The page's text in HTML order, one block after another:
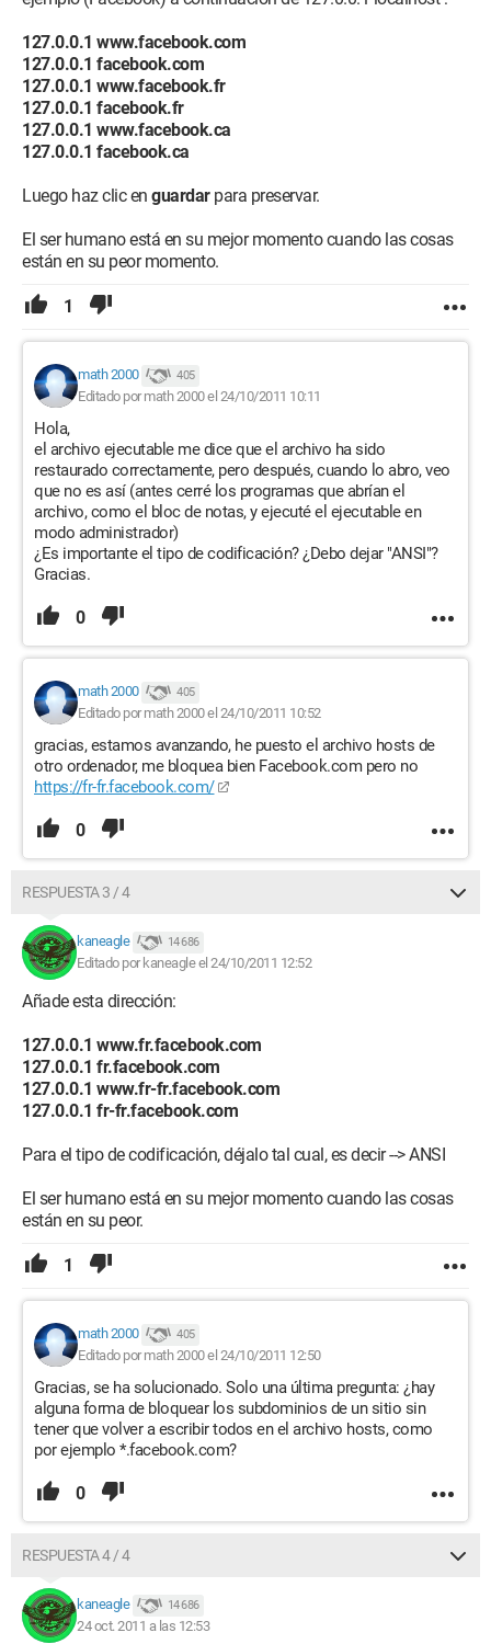
127.0.0.1 www.facebook.com
127.0.0.1 facebook.com
127.0.0.1 www.facebook.fr
127.0.0.1 facebook.fr
127.0.0.1 www.facebook.ca
127.0.0.1 facebook.ca
Luego haz clic en guardarpara preservar.
El ser humano está en su mejor momento cuando las cosas
están en su peor momento.
1
math 2000 405
Editado por math 2000 el 24/10/2011 10:11
Hola,
el archivo ejecutable me dice que el archivo ha sido
restaurado correctamente, pero después, cuando lo abro, veo
que no es así (antes cerré los programas que abrían el
archivo, como el bloc de notas, y ejecuté el ejecutable en
modo administrador)
¿Es importante el tipo de codificación? ¿Debo dejar "ANSI"?
Gracias.
0
math 2000 405
Editado por math 2000 el 24/10/2011 10:52
gracias, estamos avanzando, he puesto el archivo hosts de
otro ordenador, me bloquea bien Facebook.com pero no
https://fr-fr.facebook.com/
0
RESPUESTA 3 / 4
kaneagle 14 686
Editado por kaneagle el 24/10/2011 12:52
Añade esta dirección:
127.0.0.1 www.fr.facebook.com
127.0.0.1 fr.facebook.com
127.0.0.1 www.fr-fr.facebook.com
127.0.0.1 fr-fr.facebook.com
Para el tipo de codificación, déjalo tal cual, es decir --> ANSI
El ser humano está en su mejor momento cuando las cosas
están en su peor.
1
math 2000 405
Editado por math 2000 el 24/10/2011 12:50
Gracias, se ha solucionado. Solo una última pregunta: ¿hay
alguna forma de bloquear los subdominios de un sitio sin
tener que volver a escribir todos en el archivo hosts, como
por ejemplo *.facebook.com?
0
RESPUESTA 4 / 4
kaneagle 14 686
24 oct. 2011 a las 12:53